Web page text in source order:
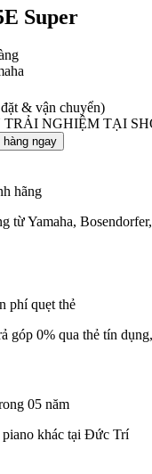
Super
& vận chuyển)
NGHIỆM TẠI
ngay
hãng
từ Yamaha,
phí quẹt thẻ
góp 0% qua thẻ tín
05 năm
piano khác tại Đức Trí